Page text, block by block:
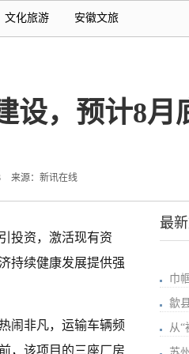
文化旅游 安徽文旅
设，预计8月
来源：新讯在线
投资，激活现有资
持续健康发展提供强
闹非凡，运输车辆频
，该项目的三座厂房
最
巾
歙
从“